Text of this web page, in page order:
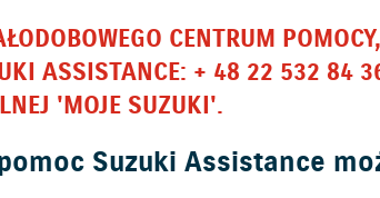
CENTRUM
ASSISTANCE: + 48 22 532 84
'MOJE SUZUKI'.
Suzuki Assistance